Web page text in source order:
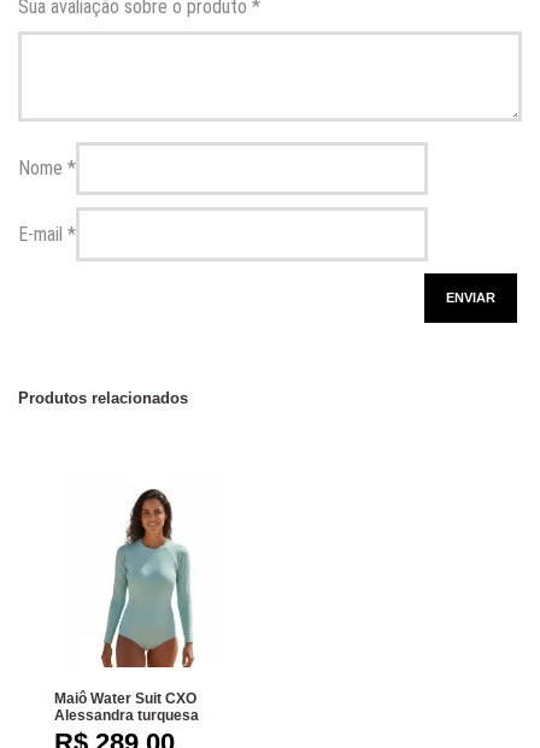
Sua avaliação sobre o produto *
Nome *
E-mail *
Produtos relacionados
Maiô Water Suit CXO
Alessandra turquesa